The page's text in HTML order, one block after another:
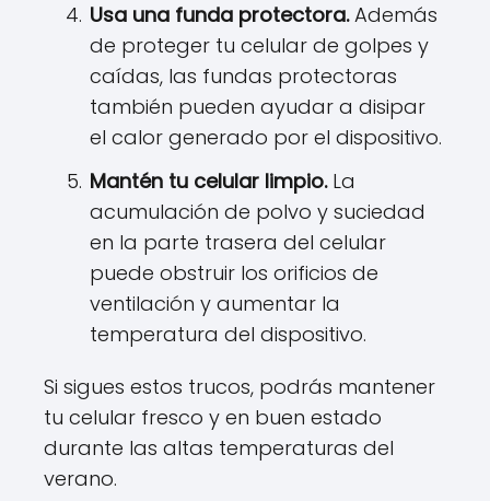
Usa una funda protectora.Además
de proteger tu celular de golpes y
caídas, las fundas protectoras
también pueden ayudar a disipar
el calor generado por el dispositivo.
Mantén tu celular limpio.La
acumulación de polvo y suciedad
en la parte trasera del celular
puede obstruir los orificios de
ventilación y aumentar la
temperatura del dispositivo.
Si sigues estos trucos, podrás mantener
tu celular fresco y en buen estado
durante las altas temperaturas del
verano.